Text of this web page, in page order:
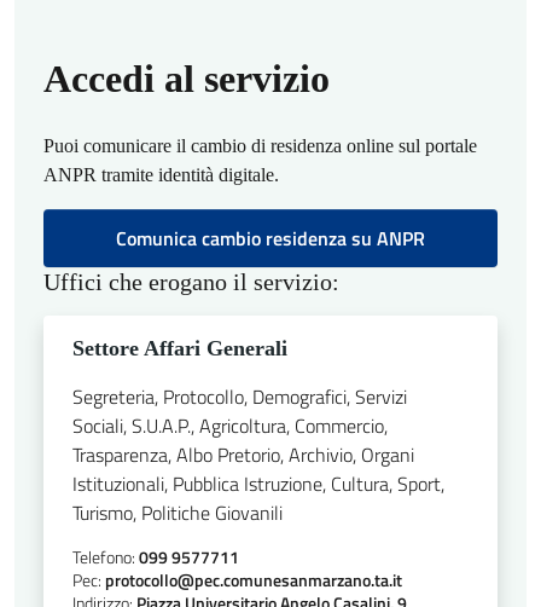
Accedi al servizio
Puoi comunicare il cambio di residenza online sul portale
ANPR tramite identità digitale.
Comunica cambio residenza su ANPR
Uffici che erogano il servizio:
Settore Affari Generali
Segreteria, Protocollo, Demografici, Servizi
Sociali, S.U.A.P., Agricoltura, Commercio,
Trasparenza, Albo Pretorio, Archivio, Organi
Istituzionali, Pubblica Istruzione, Cultura, Sport,
Turismo, Politiche Giovanili
Telefono:099 9577711
Pec: protocollo@pec.comunesanmarzano.ta.it